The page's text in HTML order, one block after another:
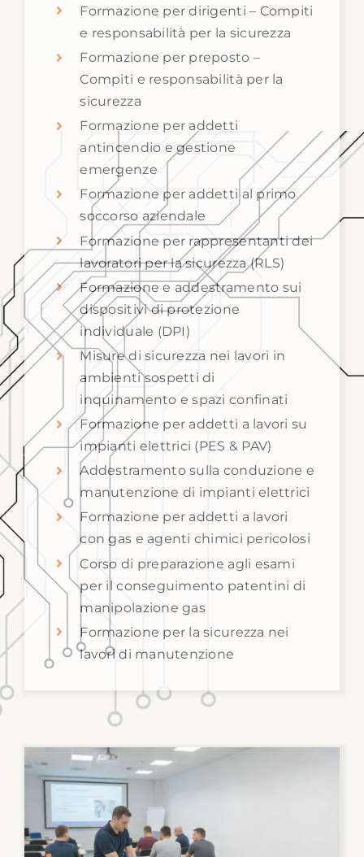
Formazione per dirigenti – Compiti
e responsabilità per la sicurezza
Formazione per preposto –
Compiti e responsabilità per la
sicurezza
Formazione per addetti
antincendio e gestione
emergenze
Formazione per addetti al primo
soccorso aziendale
Formazione per rappresentanti dei
lavoratori per la sicurezza (RLS)
Formazione e addestramento sui
dispositivi di protezione
individuale (DPI)
Misure di sicurezza nei lavori in
ambienti sospetti di
inquinamento e spazi confinati
Formazione per addetti a lavori su
impianti elettrici (PES & PAV)
Addestramento sulla conduzione e
manutenzione di impianti elettrici
Formazione per addetti a lavori
con gas e agenti chimici pericolosi
Corso di preparazione agli esami
per il conseguimento patentini di
manipolazione gas
Formazione per la sicurezza nei
lavori di manutenzione